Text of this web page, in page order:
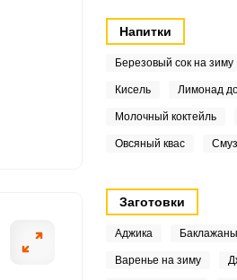
Напитки
Березовый сок на зиму
Кисель Лимонад
Молочный коктейль
Овсяный квас
Заготовки
Аджика
Варенье на зиму